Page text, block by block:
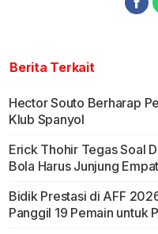
Berita Terkait
Hector Souto Berharap
Klub Spanyol
Erick Thohir Tegas Soal
Bola Harus Junjung
Bidik Prestasi di AFF
Panggil 19 Pemain untuk